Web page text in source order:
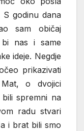
S godinu dana
sam običaj
nas i same
ideje. Negdje
prikazivati
o dvojici
spremni na
radu stvari
i brat bili smo